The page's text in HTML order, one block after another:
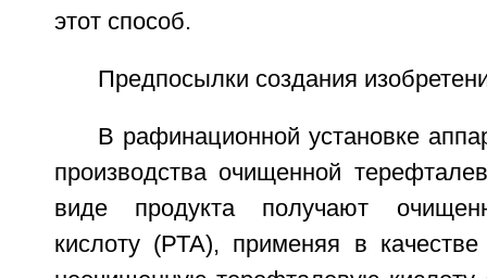
этот способ.
Предпосылки создания
В рафинационной установке
производства очищенной
виде продукта получают
кислоту (РТА), применяя в качестве